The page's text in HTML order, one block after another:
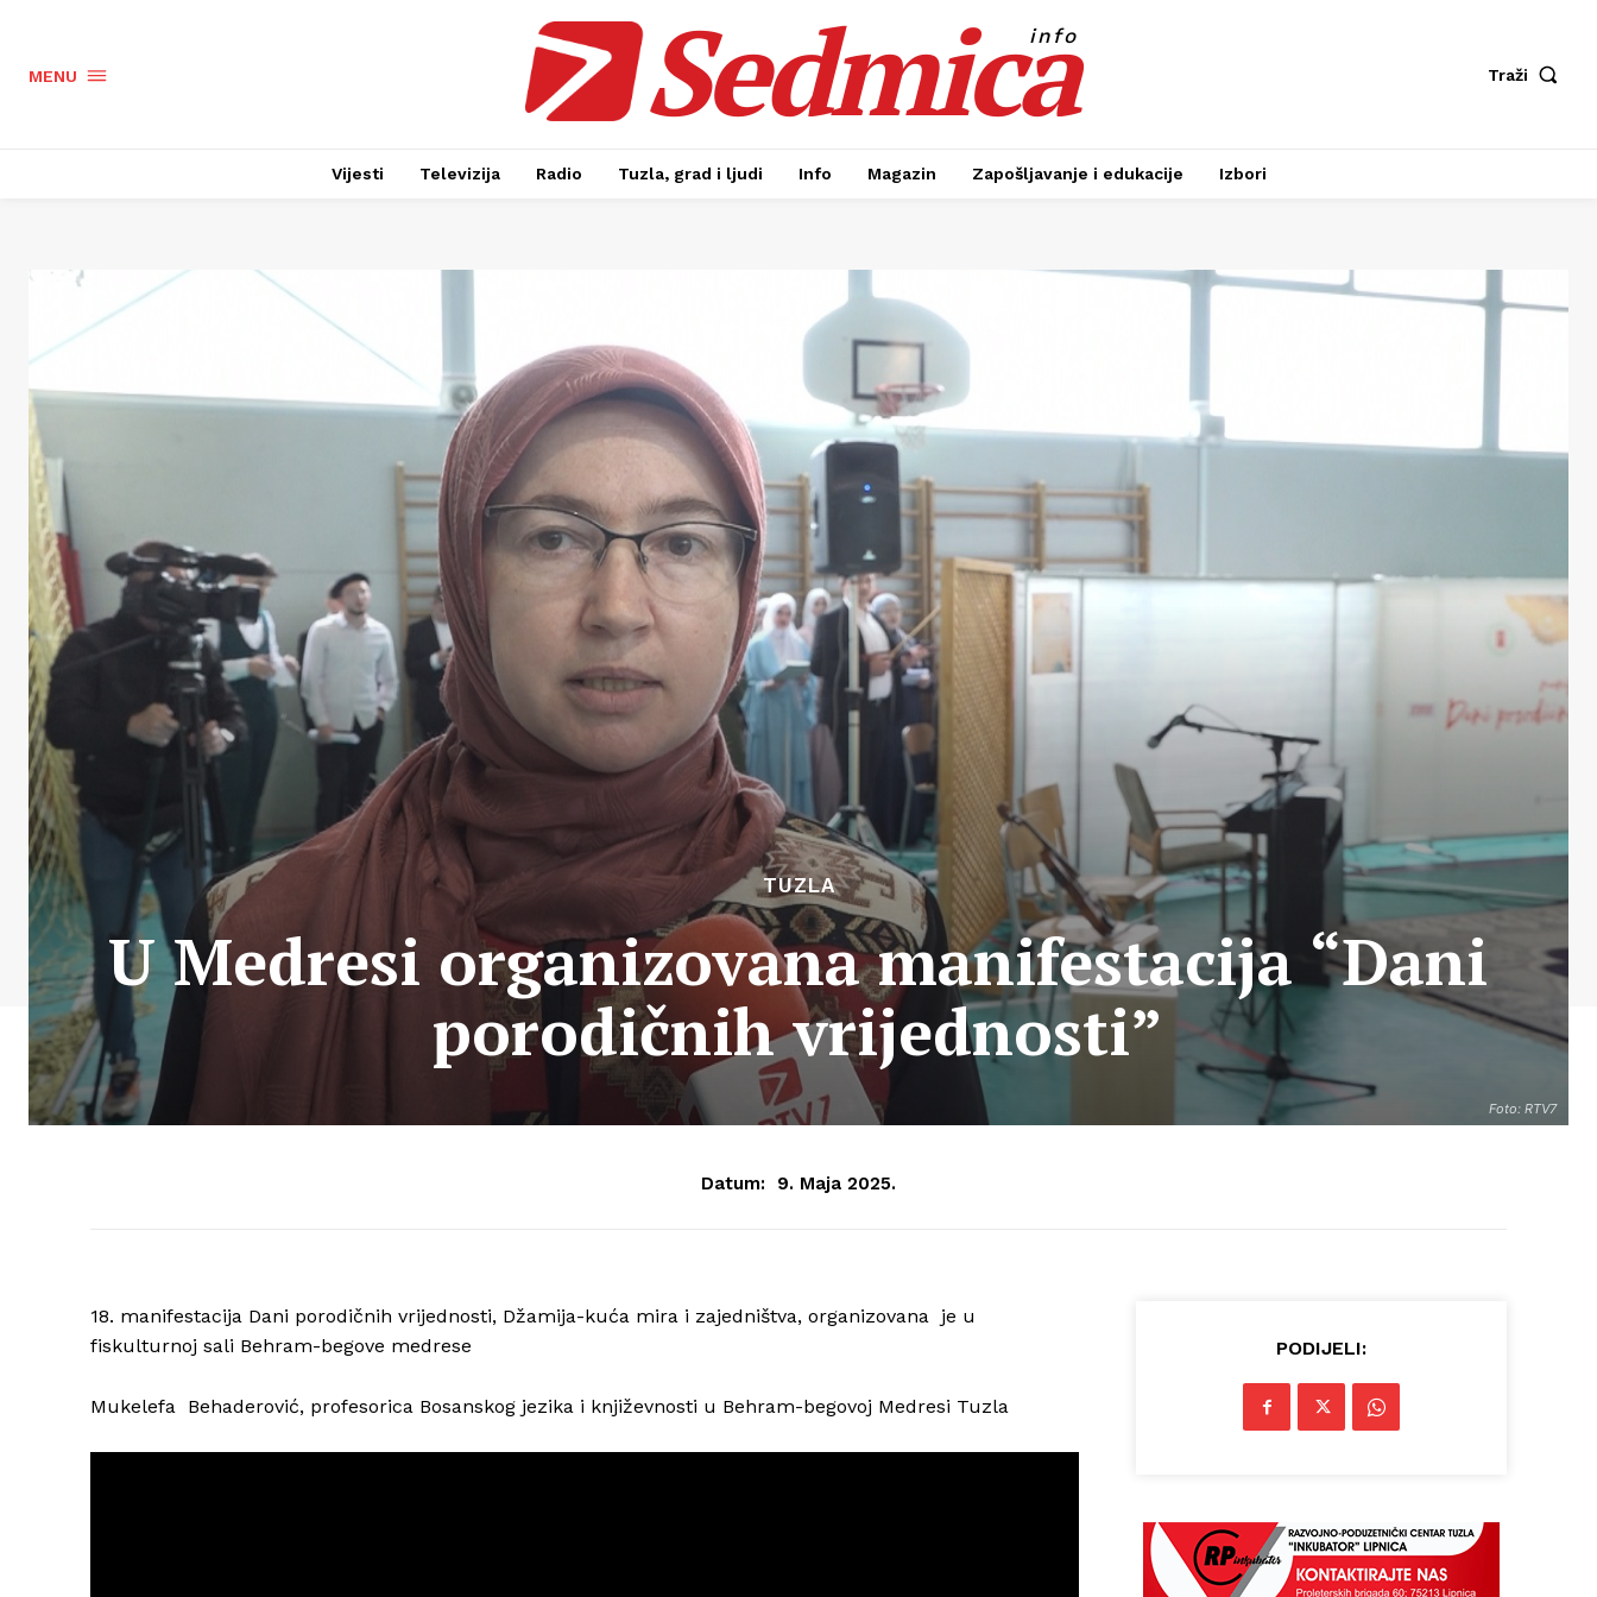
MENU Sedmica
info
Traži
Vijesti Televizija Radio Tuzla, grad i ljudi Info Magazin Zapošljavanje i edukacije Izbori
Foto: RTV7
TUZLA
U Medresi organizovana manifestacija “Dani
porodičnih vrijednosti”
Datum: 9. Maja 2025.
18. manifestacija Dani porodičnih vrijednosti, Džamija-kuća mira i zajedništva, organizovana je u
fiskulturnoj sali Behram-begove medrese
Mukelefa Behaderović, profesorica Bosanskog jezika i književnosti u Behram-begovoj Medresi Tuzla
PODIJELI: